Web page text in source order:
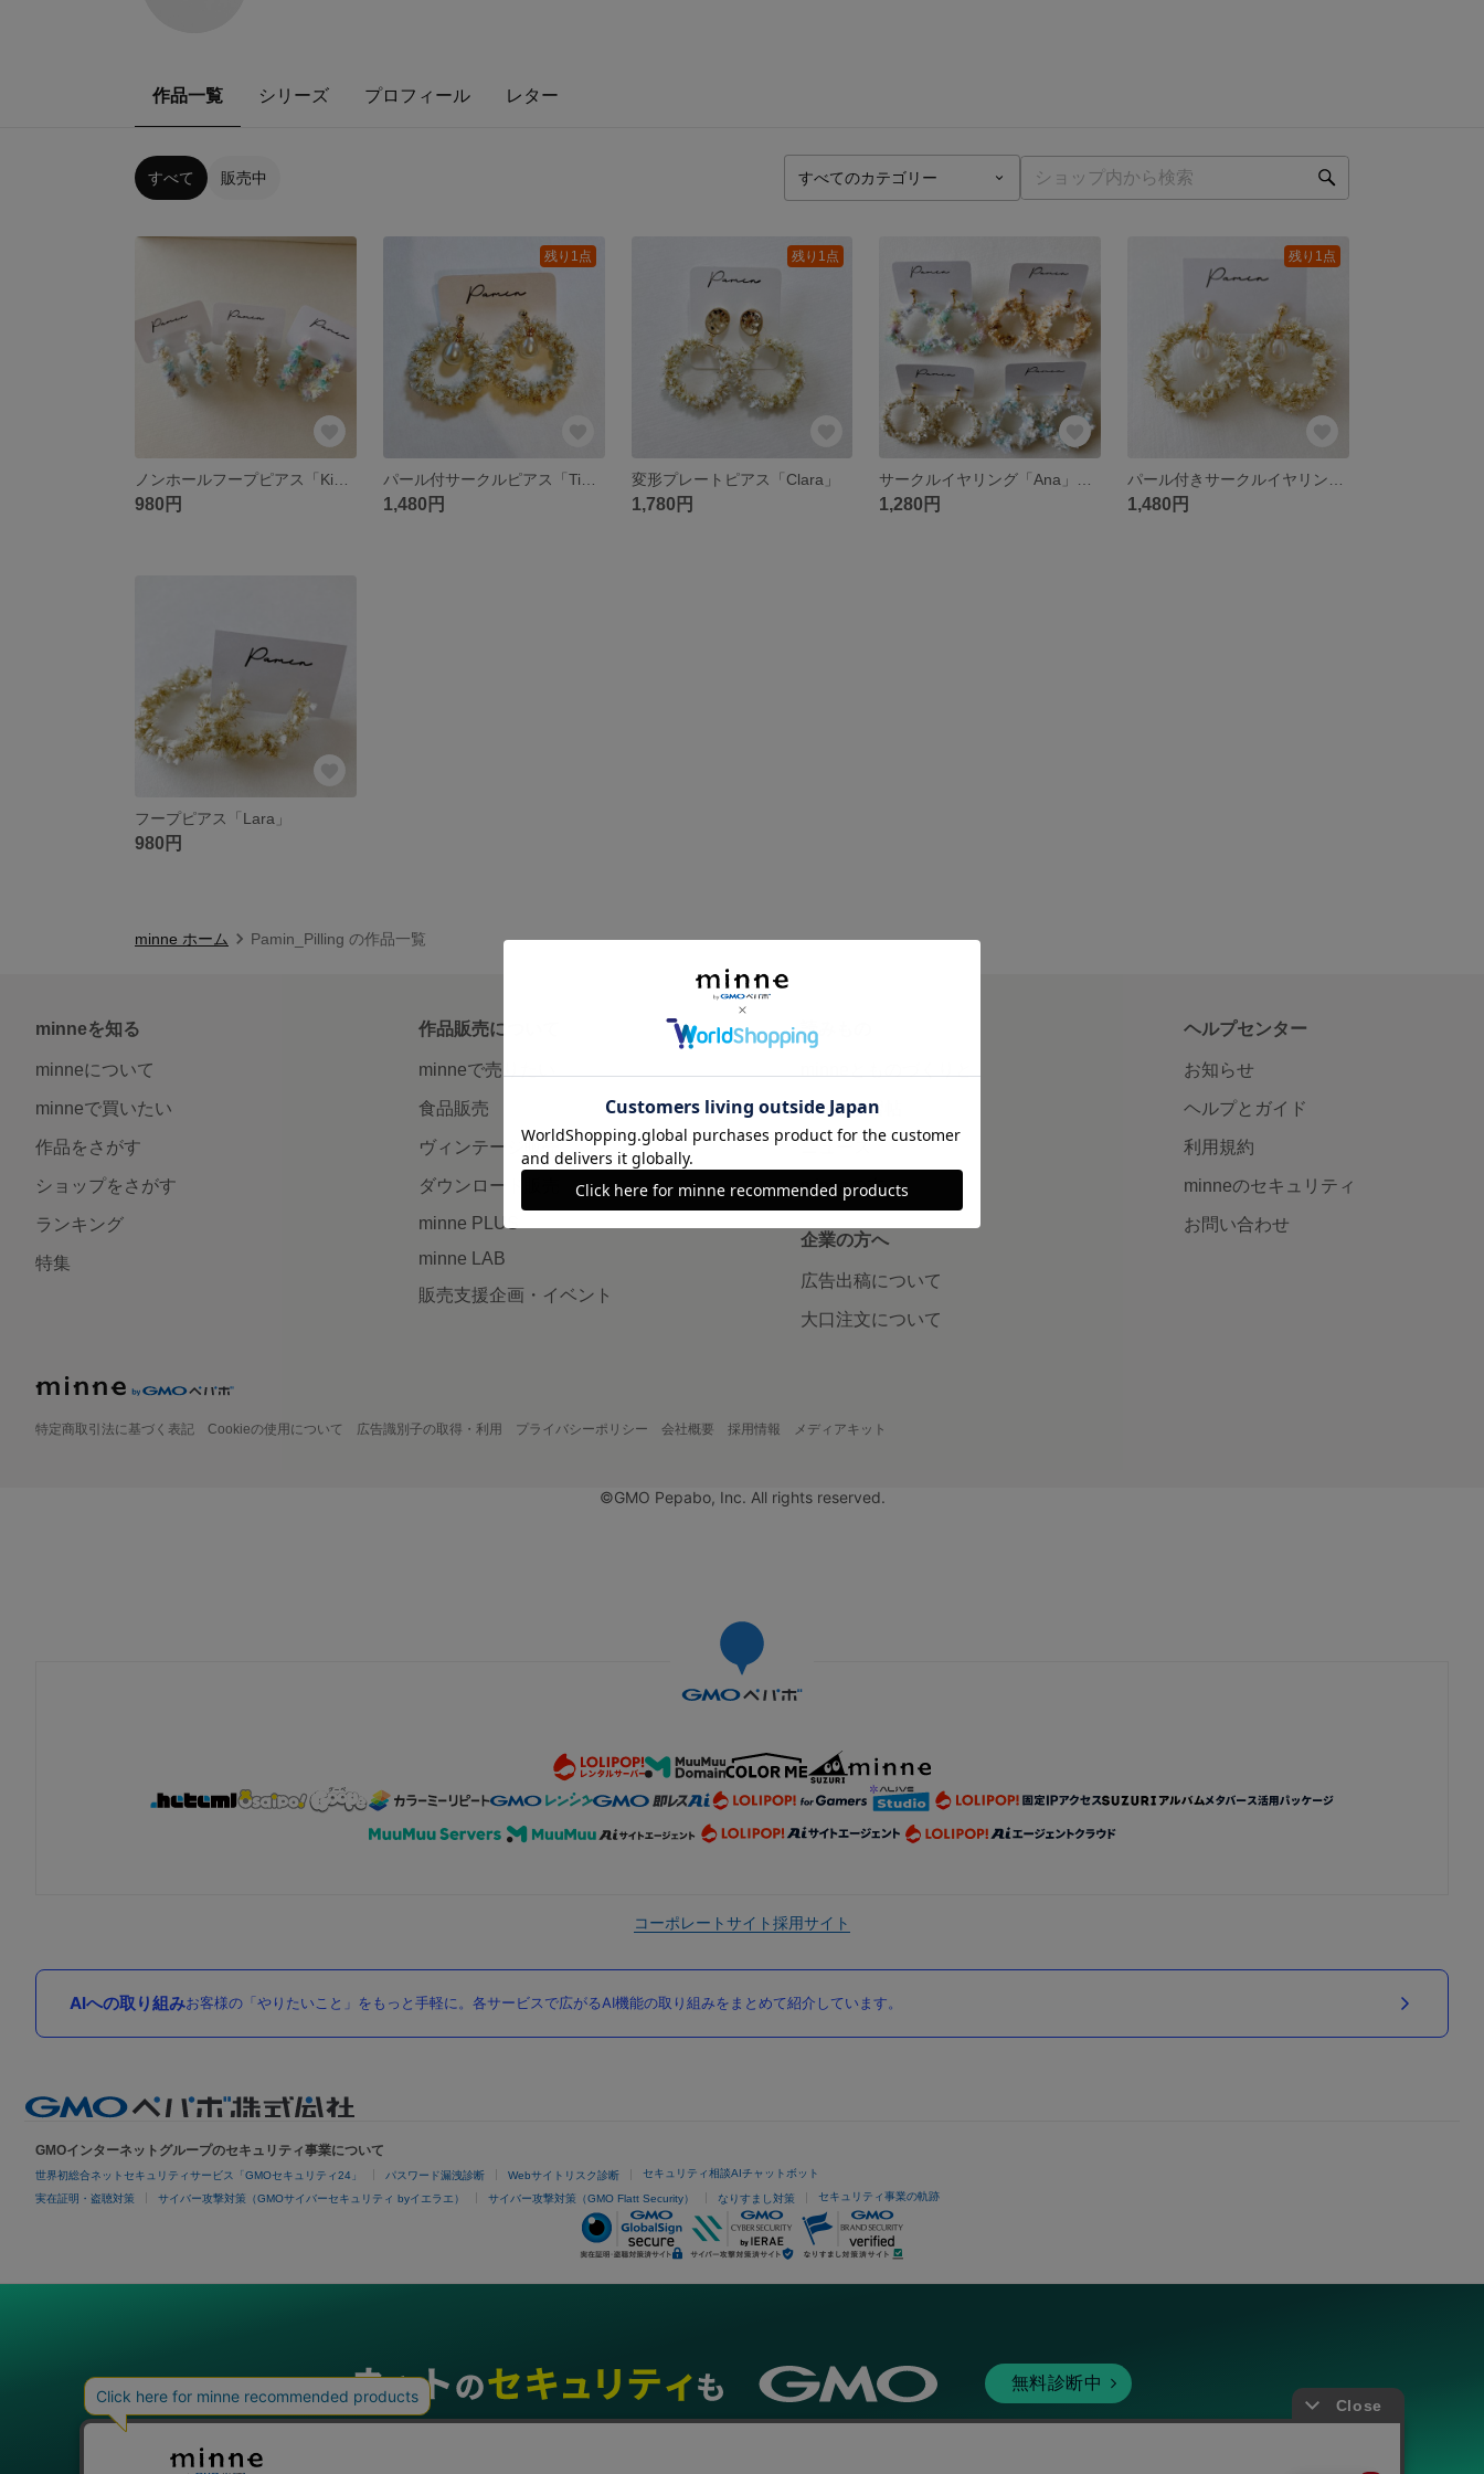
作品一覧 シリーズ プロフィール レター
すべて 販売中
980円
残り1点
1,480円
残り1点
変形プレートピアス「Clara」
1,780円 1,280円
残り1点
1,480円
フープピアス「Lara」
980円
minne ホーム Pamin_Pilling の作品一覧
minneを知る
minneについて
minneで買いたい
作品をさがす
ショップをさがす
ランキング
特集
作品販売について
minneで売りたい
食品販売
ヴィンテージ販売
ダウンロード販売
minne PLUS
minne LAB
販売支援企画・イベント
読みもの
minne学習帖
ニュース
minneの本
企業の方へ
広告出稿について
大口注文について
ヘルプセンター
お知らせ
ヘルプとガイド
利用規約
minneのセキュリティ
お問い合わせ
特定商取引法に基づく表記 Cookieの使用について 広告識別子の取得・利用 プライバシーポリシー 会社概要 採用情報 メディアキット
©GMO Pepabo, Inc. All rights reserved.
コーポレートサイト採用サイト
AIへの取り組みお客様の「やりたいこと」をもっと手軽に。各サービスで広がるAI機能の取り組みをまとめて紹介しています。
GMOインターネットグループのセキュリティ事業について
世界初総合ネットセキュリティサービス「GMOセキュリティ24」 パスワード漏洩診断 Webサイトリスク診断 セキュリティ相談AIチャットボット
実在証明・盗聴対策 サイバー攻撃対策（GMOサイバーセキュリティ byイエラエ） サイバー攻撃対策（GMO Flatt Security） なりすまし対策 セキュリティ事業の軌跡
無料診断中